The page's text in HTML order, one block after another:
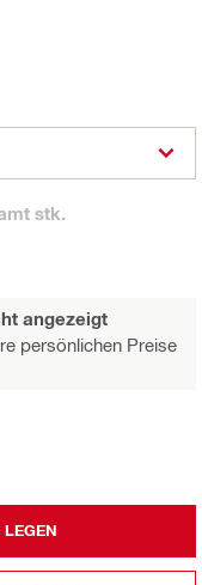
stk.
angezeigt
persönlichen Preise